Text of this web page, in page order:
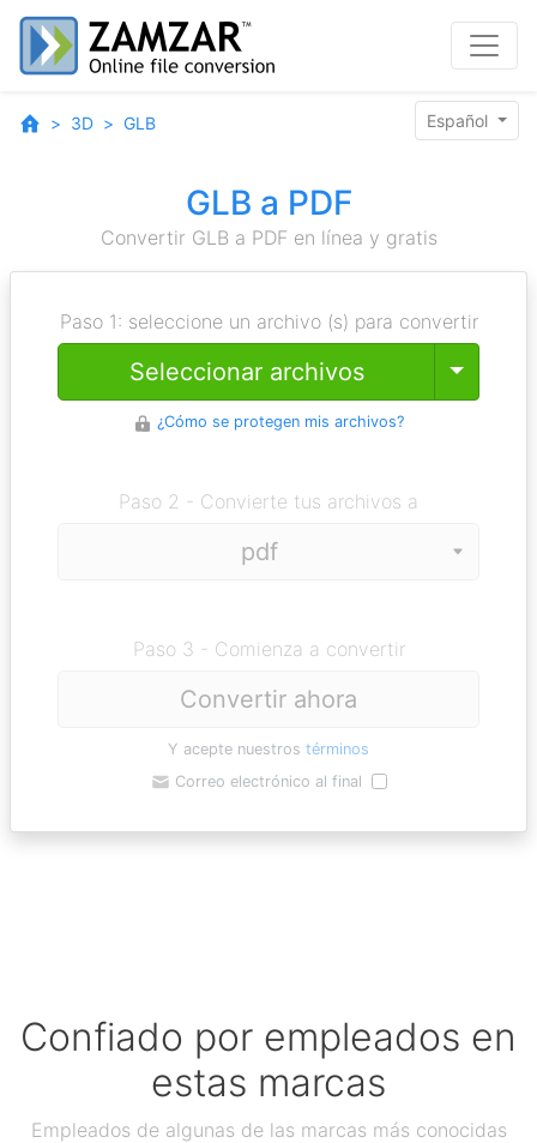
3D GLB Español
GLB a PDF
Convertir GLB a PDF en línea y gratis
Paso 1: seleccione un archivo (s) para convertir
Seleccionar archivos Toggle
¿Cómo se protegen mis archivos?
Paso 2 - Convierte tus archivos a
Paso 3 - Comienza a convertir
Convertir ahora
Y acepte nuestros términos
Correo electrónico al final
Confiado por empleados en
estas marcas
Empleados de algunas de las marcas más conocidas